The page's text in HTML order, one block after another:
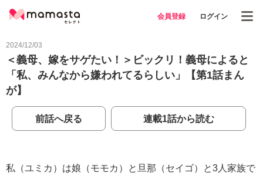
会員登録 ログイン
2024/12/03
＜義母、嫁をサゲたい！＞ビックリ！義母によると
「私、みんなから嫌われてるらしい」【第1話まん
が】
前話へ戻る 連載1話から読む
私（ユミカ）は娘（モモカ）と旦那（セイゴ）と3人家族で